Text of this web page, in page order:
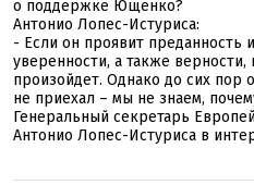
о поддержке Ющенко?
Антонио Лопес-Истуриса:
- Если он проявит преданность
уверенности, а также верности,
произойдет. Однако до сих пор
не приехал – мы не знаем,
Генеральный секретарь
Антонио Лопес-Истуриса в